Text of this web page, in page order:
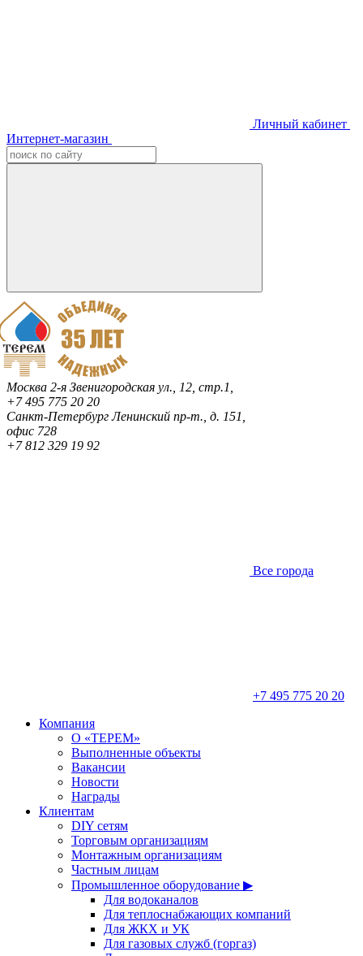
Личный кабинет
Интернет-магазин
Москва 2-я Звенигородская ул., 12, стр.1,
+7 495 775 20 20
Санкт-ПетербургЛенинский пр-т., д. 151,
офис 728
+7 812 329 19 92
Все города
+7 495 775 20 20
Компания
О «ТЕРЕМ»
Выполненные объекты
Вакансии
Новости
Награды
Клиентам
DIY сетям
Торговым организациям
Монтажным организациям
Частным лицам
Промышленное оборудование ▶
Для водоканалов
Для теплоснабжающих компаний
Для ЖКХ и УК
Для газовых служб (горгаз)